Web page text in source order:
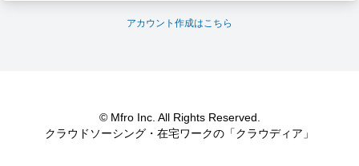
アカウント作成はこちら
© Mfro Inc. All Rights Reserved.
クラウドソーシング・在宅ワークの「クラウディア」